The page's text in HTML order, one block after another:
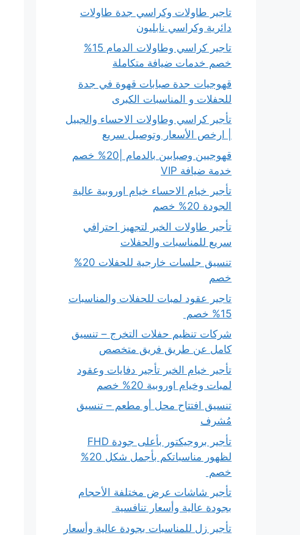
تاجير طاولات وكراسي جدة طاولات
دائرية وكراسي نابليون
تاجير كراسي وطاولات الدمام 15%
خصم خدمات ضيافة متكاملة
قهوجيات جدة صبابات قهوة في جدة
للحفلات و المناسبات الكبرى
تأجير كراسي وطاولات الاحساء والجبيل
| ارخص الأسعار وتوصيل سريع
قهوجيين وصبابين بالدمام |20% خصم
خدمة ضيافة VIP
تأجير خيام الاحساء خيام اوروبية عالية
الجودة 20% خصم
تأجير طاولات الخبر لتجهيز احترافي
سريع للمناسبات والحفلات
تنسيق جلسات خارجية للحفلات 20%
خصم
تاجير عقود لمبات للحفلات والمناسبات
15% خصم
شركات تنظيم حفلات التخرج – تنسيق
كامل عن طريق فريق متخصص
تأجير خيام الخبر تأجير دفايات وعقود
لمبات وخيام اوروبية 20% خصم
تنسيق افتتاح محل أو مطعم – تنسيق
مُشرف
تأجير بروجيكتور بأعلى جودة FHD
لظهور مناسباتكم بأجمل شكل 20%
خصم
تأجير شاشات عرض مختلفة الأحجام
بجودة عالية وأسعار تنافسية
تأجير زل للمناسبات بجودة عالية وأسعار